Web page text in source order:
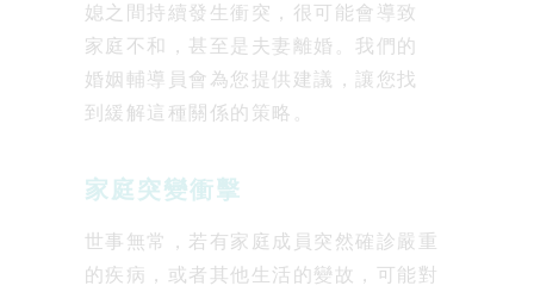
媳之間持續發生衝突，很可能會導致
家庭不和，甚至是夫妻離婚。我們的
婚姻輔導員會為您提供建議，讓您找
到緩解這種關係的策略。
家庭突變衝擊
世事無常，若有家庭成員突然確診嚴重
的疾病，或者其他生活的變故，可能對